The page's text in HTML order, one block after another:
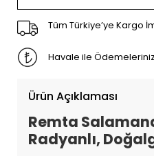
Tüm Türkiye’ye Kargo
Havale ile
Ürün Açıklaması
Remta
Radyanlı,